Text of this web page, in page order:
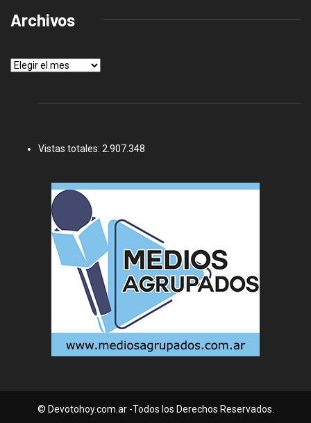
Archivos
Archivos
Vistas totales: 2.907.348
© Devotohoy.com.ar -Todos los Derechos Reservados.